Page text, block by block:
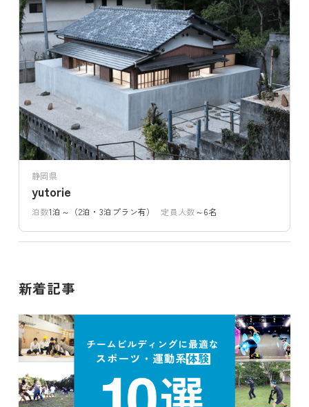
静岡県
yutorie
泊数1泊～（2泊・3泊プラン有） 定員人数～6名
新着記事